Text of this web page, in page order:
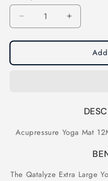
Decrease
quantity
for
Yoga
Increase
quantity
for
Yoga
Acupressure Yoga Mat
The Qatalyze Extra Large